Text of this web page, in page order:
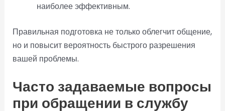
наиболее эффективным.
Правильная подготовка не только облегчит общение,
но и повысит вероятность быстрого разрешения
вашей проблемы.
Часто задаваемые вопросы
при обращении в службу